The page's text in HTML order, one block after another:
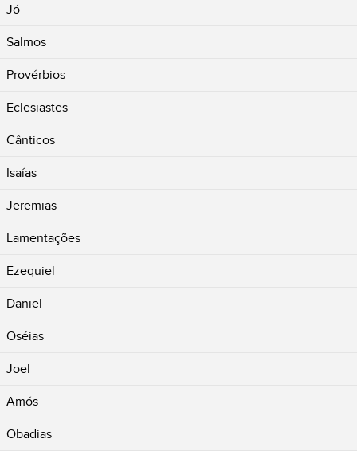
Jó
Salmos
Provérbios
Eclesiastes
Cânticos
Isaías
Jeremias
Lamentações
Ezequiel
Daniel
Oséias
Joel
Amós
Obadias